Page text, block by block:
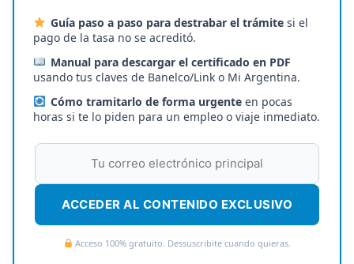
Guía paso a paso para destrabar el trámitesi el
pago de la tasa no se acreditó.
Manual para descargar el certificado en PDF
usando tus claves de Banelco/Link o Mi Argentina.
Cómo tramitarlo de forma urgenteen pocas
horas si te lo piden para un empleo o viaje inmediato.
ACCEDER AL CONTENIDO EXCLUSIVO
Acceso 100% gratuito. Dessuscribite cuando quieras.